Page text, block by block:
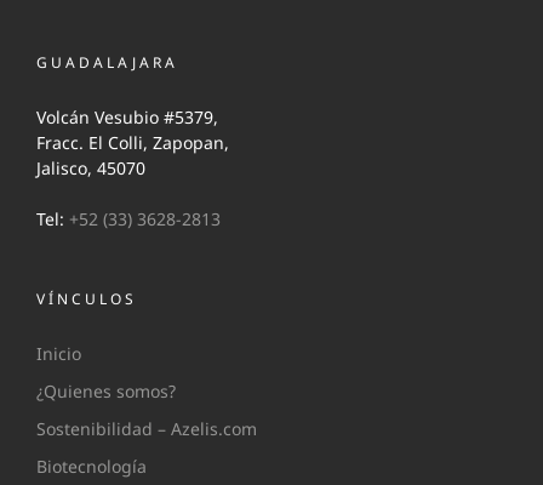
GUADALAJARA
Volcán Vesubio #5379,
Fracc. El Colli, Zapopan,
Jalisco, 45070
Tel: +52 (33) 3628-2813
VÍNCULOS
Inicio
¿Quienes somos?
Sostenibilidad – Azelis.com
Biotecnología